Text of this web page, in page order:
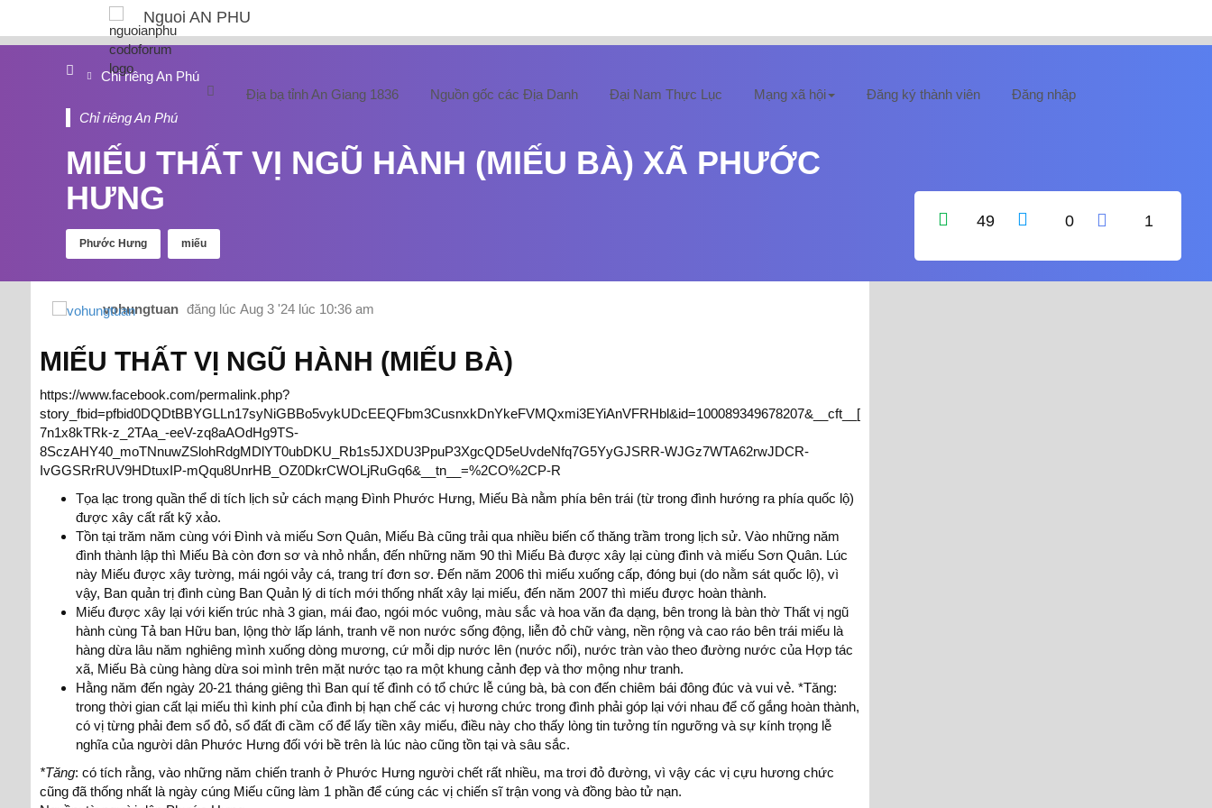
Nguoi AN PHU
Địa bạ tỉnh An Giang 1836 Nguồn gốc các Địa Danh Đại Nam Thực Lục Mạng xã hội Đăng ký thành viên Đăng nhập
Chỉ riêng An Phú
Chỉ riêng An Phú
MIẾU THẤT VỊ NGŨ HÀNH (MIẾU BÀ) XÃ PHƯỚC
HƯNG
Phước Hưng miếu
vohungtuan đăng lúc Aug 3 '24 lúc 10:36 am
MIẾU THẤT VỊ NGŨ HÀNH (MIẾU BÀ)
https://www.facebook.com/permalink.php?
story_fbid=pfbid0DQDtBBYGLLn17syNiGBBo5vykUDcEEQFbm3CusnxkDnYkeFVMQxmi3EYiAnVFRHbl&id=100089349678207&__cft__[0]=AZX9Se7petMxXEFNVg4rYjioHjTLVBcMcUDNW7Gh-
7n1x8kTRk-z_2TAa_-eeV-zq8aAOdHg9TS-
8SczAHY40_moTNnuwZSlohRdgMDlYT0ubDKU_Rb1s5JXDU3PpuP3XgcQD5eUvdeNfq7G5YyGJSRR-WJGz7WTA62rwJDCR-
IvGGSRrRUV9HDtuxIP-mQqu8UnrHB_OZ0DkrCWOLjRuGq6&__tn__=%2CO%2CP-R
Tọa lạc trong quần thể di tích lịch sử cách mạng Đình Phước Hưng, Miếu Bà nằm phía bên trái (từ trong đình hướng ra phía quốc lộ)
được xây cất rất kỹ xảo.
Tồn tại trăm năm cùng với Đình và miếu Sơn Quân, Miếu Bà cũng trải qua nhiều biến cố thăng trầm trong lịch sử. Vào những năm
đình thành lập thì Miếu Bà còn đơn sơ và nhỏ nhắn, đến những năm 90 thì Miếu Bà được xây lại cùng đình và miếu Sơn Quân. Lúc
này Miếu được xây tường, mái ngói vảy cá, trang trí đơn sơ. Đến năm 2006 thì miếu xuống cấp, đóng bụi (do nằm sát quốc lộ), vì
vậy, Ban quản trị đình cùng Ban Quản lý di tích mới thống nhất xây lại miếu, đến năm 2007 thì miếu được hoàn thành.
Miếu được xây lại với kiến trúc nhà 3 gian, mái đao, ngói móc vuông, màu sắc và hoa văn đa dạng, bên trong là bàn thờ Thất vị ngũ
hành cùng Tả ban Hữu ban, lộng thờ lấp lánh, tranh vẽ non nước sống động, liễn đỏ chữ vàng, nền rộng và cao ráo bên trái miếu là
hàng dừa lâu năm nghiêng mình xuống dòng mương, cứ mỗi dịp nước lên (nước nổi), nước tràn vào theo đường nước của Hợp tác
xã, Miếu Bà cùng hàng dừa soi mình trên mặt nước tạo ra một khung cảnh đẹp và thơ mộng như tranh.
Hằng năm đến ngày 20-21 tháng giêng thì Ban quí tế đình có tổ chức lễ cúng bà, bà con đến chiêm bái đông đúc và vui vẻ. *Tăng:
trong thời gian cất lại miếu thì kinh phí của đình bị hạn chế các vị hương chức trong đình phải góp lại với nhau để cố gắng hoàn thành,
có vị từng phải đem sổ đỏ, sổ đất đi cầm cố để lấy tiền xây miếu, điều này cho thấy lòng tin tưởng tín ngưỡng và sự kính trọng lễ
nghĩa của người dân Phước Hưng đối với bề trên là lúc nào cũng tồn tại và sâu sắc.
*Tăng: có tích rằng, vào những năm chiến tranh ở Phước Hưng người chết rất nhiều, ma trơi đỏ đường, vì vậy các vị cựu hương chức
cũng đã thống nhất là ngày cúng Miếu cũng làm 1 phần để cúng các vị chiến sĩ trận vong và đồng bào tử nạn.
49 0 1